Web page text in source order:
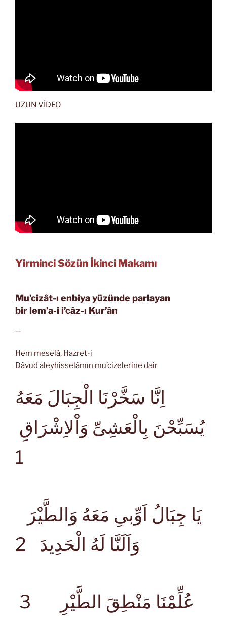
UZUN VİDEO
Yirminci Sözün İkinci Makamı
Mu’cizât-ı enbiya yüzünde parlayan
bir lem’a-i i’câz-ı Kur’ân
…
Hem meselâ, Hazret-i
Dâvud aleyhisselâmın mu’cizelerine dair
اِنَّا سَخَّرْنَا الْجِبَالَ مَعَهُ
يُسَبِّحْنَ بِالْعَشِىِّ وَاْلاِشْرَاقِ
وَاَلَنَّا لَهُ الْحَدِيدَ
عُلِّمْنَا مَنْطِقَ الطَّيْرِ 3